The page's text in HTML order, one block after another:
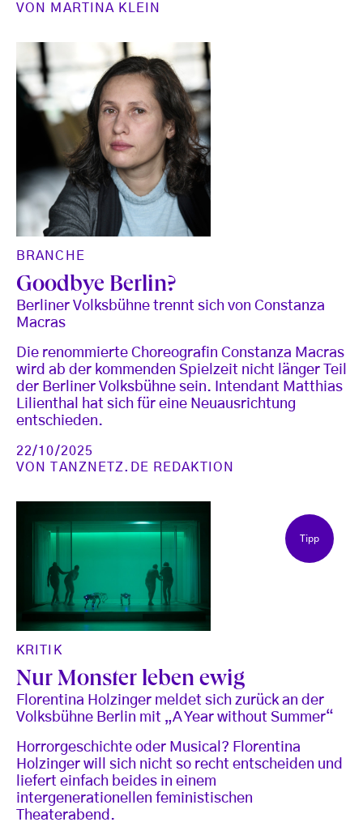
VON MARTINA KLEIN
BRANCHE
Goodbye Berlin?
Berliner Volksbühne trennt sich von Constanza
Macras
Die renommierte Choreografin Constanza Macras
wird ab der kommenden Spielzeit nicht länger Teil
der Berliner Volksbühne sein. Intendant Matthias
Lilienthal hat sich für eine Neuausrichtung
entschieden.
22/10/2025
VON
TANZNETZ.DE REDAKTION
Tipp
KRITIK
Nur Monster leben ewig
Florentina Holzinger meldet sich zurück an der
Volksbühne Berlin mit „A Year without Summer“
Horrorgeschichte oder Musical? Florentina
Holzinger will sich nicht so recht entscheiden und
liefert einfach beides in einem
intergenerationellen feministischen
Theaterabend.